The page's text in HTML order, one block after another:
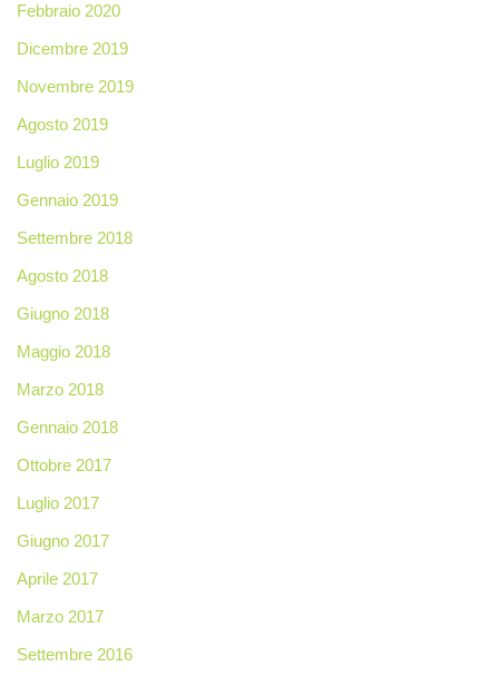
Febbraio 2020
Dicembre 2019
Novembre 2019
Agosto 2019
Luglio 2019
Gennaio 2019
Settembre 2018
Agosto 2018
Giugno 2018
Maggio 2018
Marzo 2018
Gennaio 2018
Ottobre 2017
Luglio 2017
Giugno 2017
Aprile 2017
Marzo 2017
Settembre 2016